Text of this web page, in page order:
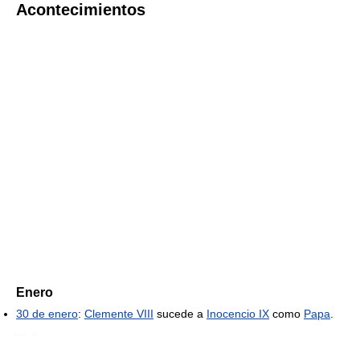
Acontecimientos
Enero
30 de enero: Clemente VIII sucede a Inocencio IX como Papa